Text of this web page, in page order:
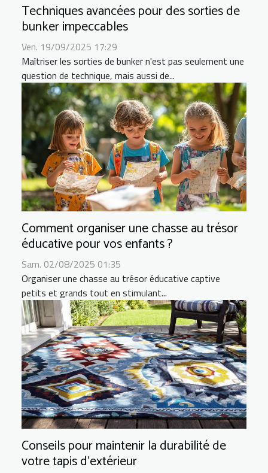
Techniques avancées pour des sorties de
bunker impeccables
Ven. 19/09/2025 17:29
Maîtriser les sorties de bunker n'est pas seulement une
question de technique, mais aussi de...
Comment organiser une chasse au trésor
éducative pour vos enfants ?
Sam. 02/08/2025 01:35
Organiser une chasse au trésor éducative captive
petits et grands tout en stimulant...
Conseils pour maintenir la durabilité de
votre tapis d'extérieur